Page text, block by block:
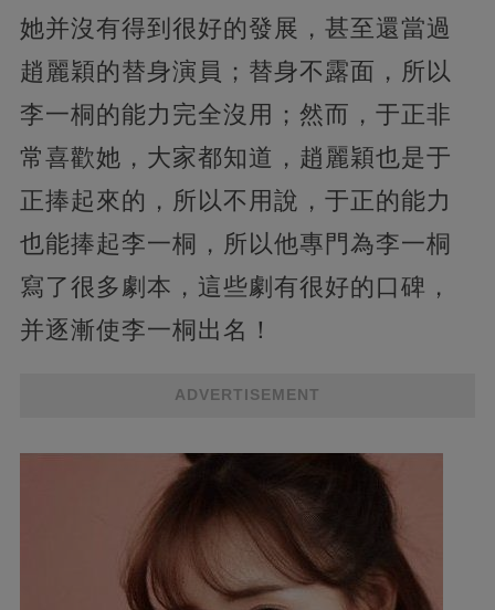
她并沒有得到很好的發展，甚至還當過
趙麗穎的替身演員；替身不露面，所以
李一桐的能力完全沒用；然而，于正非
常喜歡她，大家都知道，趙麗穎也是于
正捧起來的，所以不用說，于正的能力
也能捧起李一桐，所以他專門為李一桐
寫了很多劇本，這些劇有很好的口碑，
并逐漸使李一桐出名！
ADVERTISEMENT